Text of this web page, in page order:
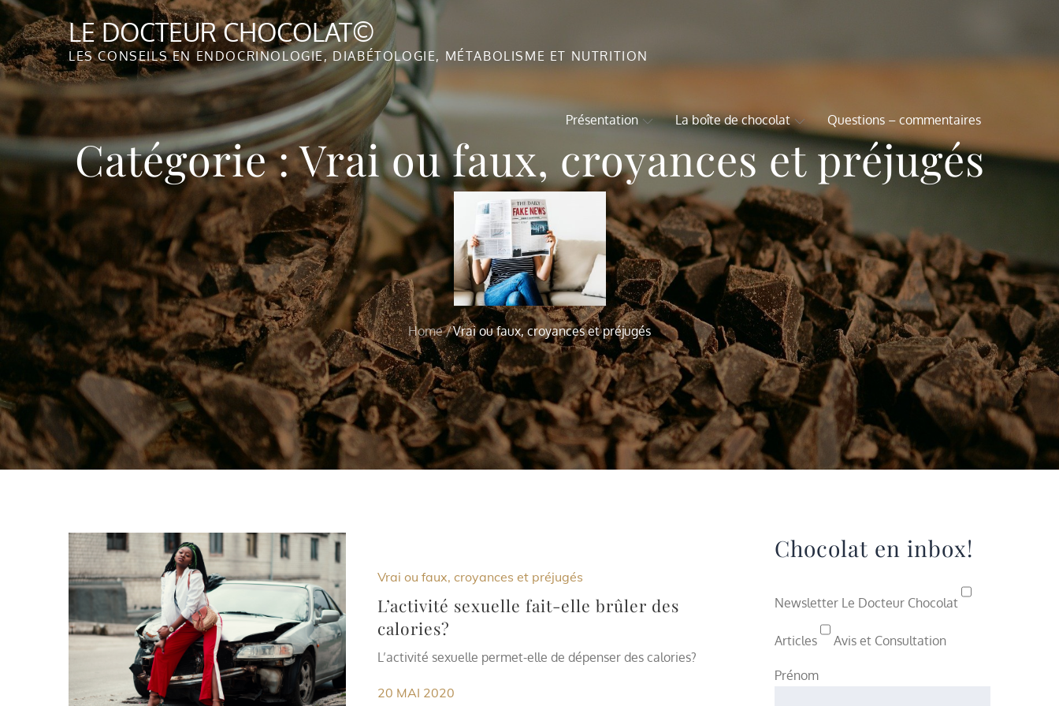
Skip
to
content
LE DOCTEUR CHOCOLAT©
LES CONSEILS EN ENDOCRINOLOGIE, DIABÉTOLOGIE, MÉTABOLISME ET NUTRITION
Présentation La boîte de chocolat Questions – commentaires
Catégorie :Vrai ou faux, croyances et préjugés
Home Vrai ou faux, croyances et préjugés
Vrai ou faux, croyances et préjugés
L’activité sexuelle fait-elle brûler des
calories?
L’activité sexuelle permet-elle de dépenser des calories?
20 MAI 2020
Chocolat en inbox!
Newsletter Le Docteur Chocolat
Articles Avis et Consultation
Prénom